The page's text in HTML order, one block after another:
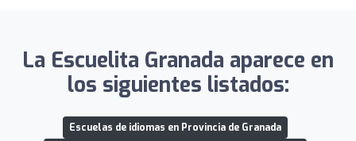
La Escuelita Granada aparece en
los siguientes listados:
Escuelas de idiomas en Provincia de Granada